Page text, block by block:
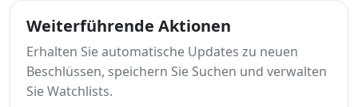
Weiterführende Aktionen
Erhalten Sie automatische Updates zu neuen
Beschlüssen, speichern Sie Suchen und verwalten
Sie Watchlists.